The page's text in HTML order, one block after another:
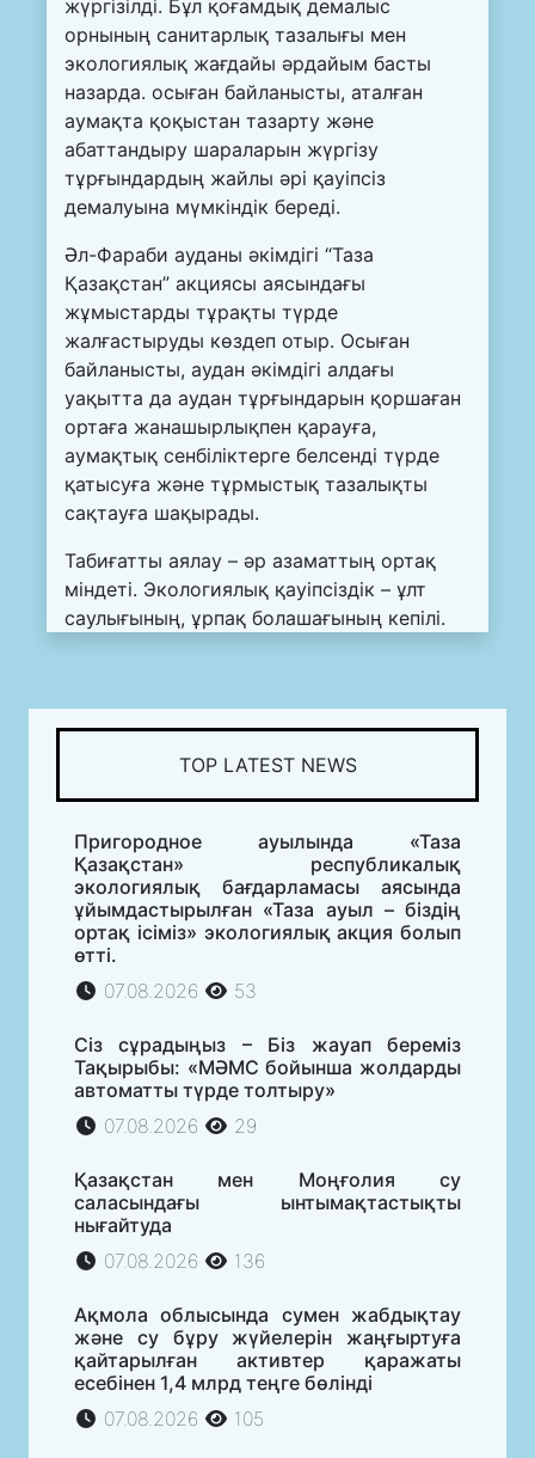
жүргізілді. Бұл қоғамдық демалыс
орнының санитарлық тазалығы мен
экологиялық жағдайы әрдайым басты
назарда. осыған байланысты, аталған
аумақта қоқыстан тазарту және
абаттандыру шараларын жүргізу
тұрғындардың жайлы әрі қауіпсіз
демалуына мүмкіндік береді.
Әл-Фараби ауданы әкімдігі “Таза
Қазақстан” акциясы аясындағы
жұмыстарды тұрақты түрде
жалғастыруды көздеп отыр. Осыған
байланысты, аудан әкімдігі алдағы
уақытта да аудан тұрғындарын қоршаған
ортаға жанашырлықпен қарауға,
аумақтық сенбіліктерге белсенді түрде
қатысуға және тұрмыстық тазалықты
сақтауға шақырады.
Табиғатты аялау – әр азаматтың ортақ
міндеті. Экологиялық қауіпсіздік – ұлт
саулығының, ұрпақ болашағының кепілі.
TOP LATEST NEWS
Пригородное ауылында «Таза
Қазақстан» республикалық
экологиялық бағдарламасы аясында
ұйымдастырылған «Таза ауыл – біздің
ортақ ісіміз» экологиялық акция болып
өтті.
07.08.2026
53
Сіз сұрадыңыз – Біз жауап береміз
Тақырыбы: «МӘМС бойынша жолдарды
автоматты түрде толтыру»
07.08.2026
29
Қазақстан мен Моңғолия су
саласындағы ынтымақтастықты
нығайтуда
07.08.2026
136
Ақмола облысында сумен жабдықтау
және су бұру жүйелерін жаңғыртуға
қайтарылған активтер қаражаты
есебінен 1,4 млрд теңге бөлінді
07.08.2026
105